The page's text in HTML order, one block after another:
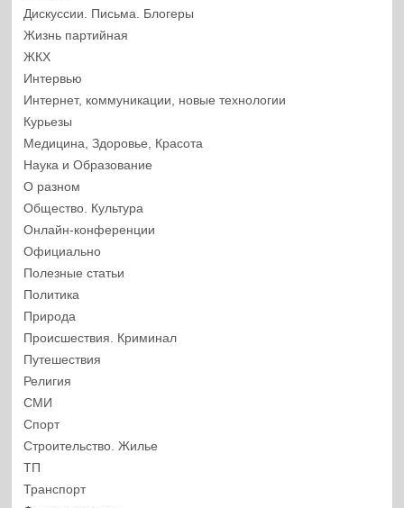
Дискуссии. Письма. Блогеры
Жизнь партийная
ЖКХ
Интервью
Интернет, коммуникации, новые технологии
Курьезы
Медицина, Здоровье, Красота
Наука и Образование
О разном
Общество. Культура
Онлайн-конференции
Официально
Полезные статьи
Политика
Природа
Происшествия. Криминал
Путешествия
Религия
СМИ
Спорт
Строительство. Жилье
ТП
Транспорт